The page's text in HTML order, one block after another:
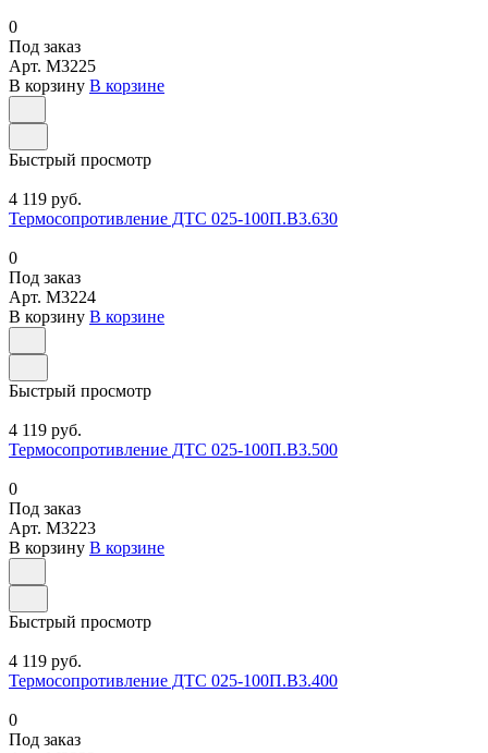
0
Под заказ
Арт. M3225
В корзину В корзине
Быстрый просмотр
4 119 руб.
Термосопротивление ДТС 025-100П.В3.630
0
Под заказ
Арт. M3224
В корзину В корзине
Быстрый просмотр
4 119 руб.
Термосопротивление ДТС 025-100П.В3.500
0
Под заказ
Арт. M3223
В корзину В корзине
Быстрый просмотр
4 119 руб.
Термосопротивление ДТС 025-100П.В3.400
0
Под заказ